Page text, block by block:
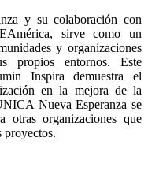
y su colaboración con
sirve como un
y organizaciones
propios entornos. Este
Inspira demuestra el
en la mejora de la
Nueva Esperanza se
otras organizaciones que
proyectos.